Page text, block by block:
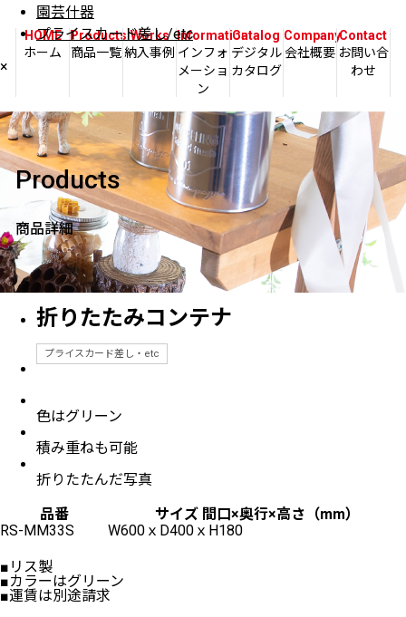
HOME
ホーム
Products
商品一覧
Works
納入事例
Information
インフォ
メーショ
ン
Catalog
デジタル
カタログ
Company
会社概要
Contact
お問い合
わせ
Products
商品詳細
折りたたみコンテナ
プライスカード差し・etc
色はグリーン
積み重ねも可能
折りたたんだ写真
品番
サイズ 間口×奥行×高さ（mm）
RS-MM33S
W600ｘD400ｘH180
■リス製
■カラーはグリーン
■運賃は別途請求
園芸什器
プライスカード差し/etc
×